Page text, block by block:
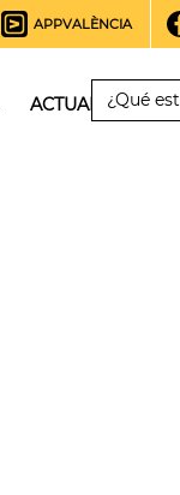
APPVALÈNCIA
ACTUALIDAD